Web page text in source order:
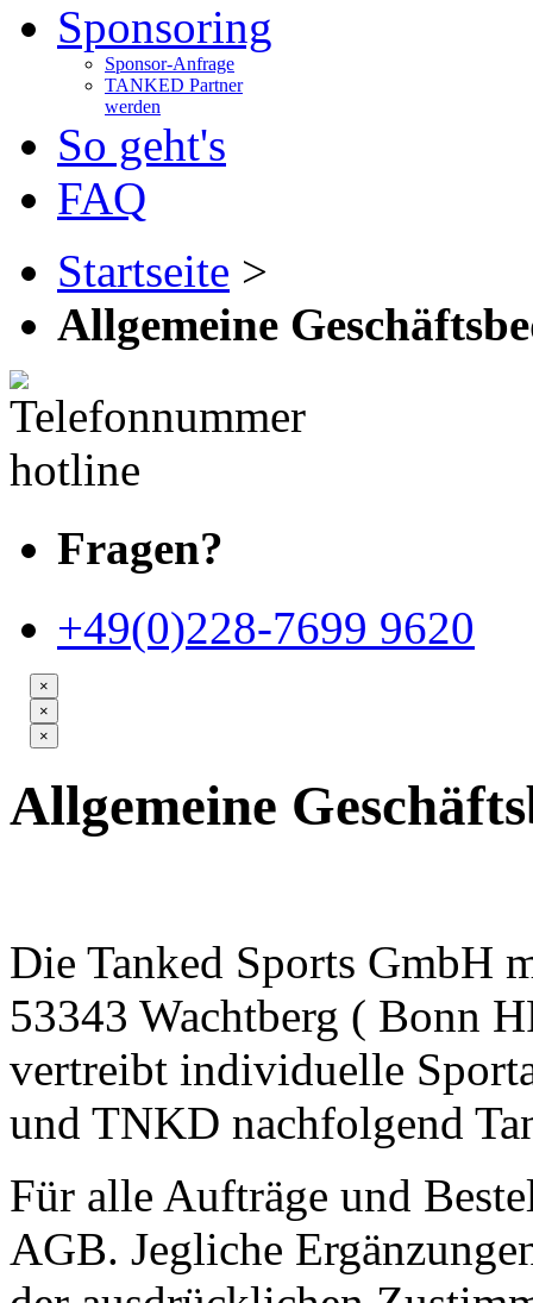
Sponsoring
Sponsor-Anfrage
TANKED Partner
werden
So geht's
FAQ
Startseite >
Allgemeine
Fragen?
+49(0)228-7699 9620
×
×
×
Allgemeine
Die Tanked Sports GmbH
53343 Wachtberg ( Bonn
vertreibt individuelle
und TNKD nachfolgend
Für alle Aufträge und
AGB. Jegliche